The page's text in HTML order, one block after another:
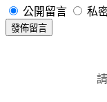
公開留言 私
發佈留言